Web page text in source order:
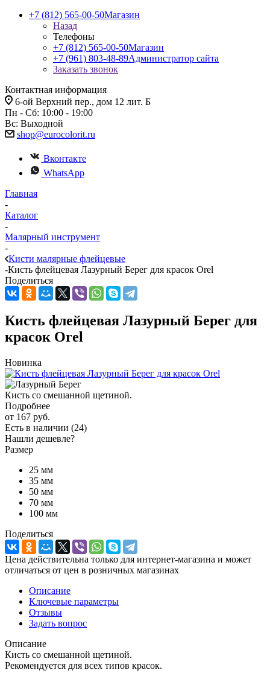
+7 (812) 565-00-50Магазин
Назад
Телефоны
+7 (812) 565-00-50Магазин
+7 (961) 803-48-89Администратор сайта
Заказать звонок
Контактная информация
6-ой Верхний пер., дом 12 лит. Б
Пн - Сб: 10:00 - 19:00
Вс: Выходной
shop@eurocolorit.ru
Вконтакте
WhatsApp
Главная
-
Каталог
-
Малярный инструмент
-
Кисти малярные флейцевые
-Кисть флейцевая Лазурный Берег для красок Orel
Поделиться
Кисть флейцевая Лазурный Берег для
красок Orel
Новинка
Кисть со смешанной щетиной.
Подробнее
от 167 руб.
Есть в наличии (24)
Нашли дешевле?
Размер
25 мм
35 мм
50 мм
70 мм
100 мм
Поделиться
Цена действительна только для интернет-магазина и может
отличаться от цен в розничных магазинах
Описание
Ключевые параметры
Отзывы
Задать вопрос
Описание
Кисть со смешанной щетиной.
Рекомендуется для всех типов красок.